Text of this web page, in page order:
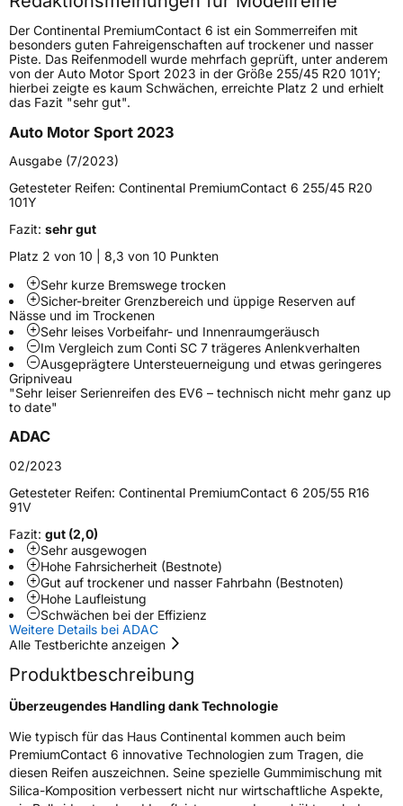
Höchstgeschwindigkeit
270 km/h
Lastindex95
Höchstlast690 kg
Gewicht (in kg)10,24 kg
FahrzeugtypPKW
Verwendung
ModellnamePremiumContact 6
FahrzeugartPKW & SUV
Weitere Eigenschaften
SchlauchtypTL
ZustandNeureifen
Runflat
Empfohlen für BMW
EU Label
EffizienzC
NasshaftungB
Rollgeräusch (Klasse)B
Rollgeräusch (dB)
71
Fahrzeugklasse C1
3PMSF / Schneeflockensymbol / Alpine-SymbolNein
Der Continental PremiumContact 6 ist ein Sommerreifen mit
besonders guten Fahreigenschaften auf trockener und nasser
Piste. Das Reifenmodell wurde mehrfach geprüft, unter anderem
von der Auto Motor Sport 2023 in der Größe 255/45 R20 101Y;
hierbei zeigte es kaum Schwächen, erreichte Platz 2 und erhielt
das Fazit "sehr gut".
Auto Motor Sport 2023
Ausgabe (7/2023)
Getesteter Reifen: Continental PremiumContact 6 255/45 R20
101Y
Fazit: sehr gut
Platz 2 von 10 | 8,3 von 10 Punkten
Sehr kurze Bremswege trocken
Sicher-breiter Grenzbereich und üppige Reserven auf
Nässe und im Trockenen
Sehr leises Vorbeifahr- und Innenraumgeräusch
Im Vergleich zum Conti SC 7 trägeres Anlenkverhalten
Ausgeprägtere Untersteuerneigung und etwas geringeres
Gripniveau
"Sehr leiser Serienreifen des EV6 – technisch nicht mehr ganz up
to date"
ADAC
02/2023
Getesteter Reifen: Continental PremiumContact 6 205/55 R16
91V
Fazit: gut (2,0)
Sehr ausgewogen
Hohe Fahrsicherheit (Bestnote)
Gut auf trockener und nasser Fahrbahn (Bestnoten)
Hohe Laufleistung
Schwächen bei der Effizienz
Weitere Details bei ADAC
Alle Testberichte anzeigen
Produktbeschreibung
Überzeugendes Handling dank Technologie
Wie typisch für das Haus Continental kommen auch beim
PremiumContact 6 innovative Technologien zum Tragen, die
diesen Reifen auszeichnen. Seine spezielle Gummimischung mit
Silica-Komposition verbessert nicht nur wirtschaftliche Aspekte,